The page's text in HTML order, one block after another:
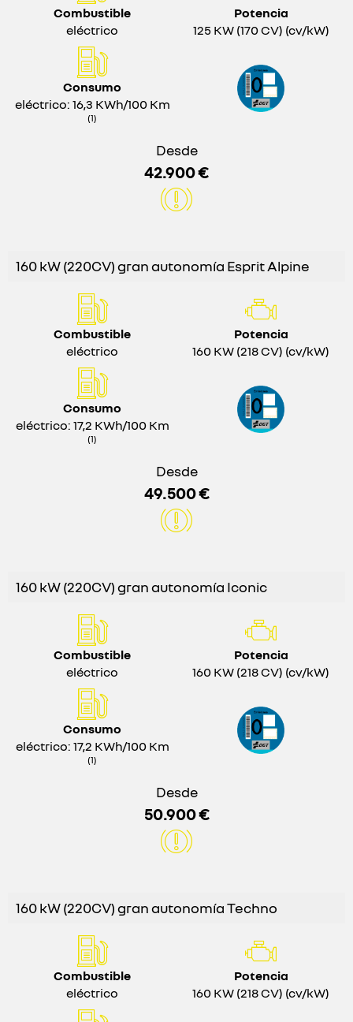
Combustible
eléctrico
Potencia
125 KW (170 CV) (cv/kW)
Consumo
eléctrico: 16,3 KWh/100 Km
(1)
Desde
42.900 €
160 kW (220CV) gran autonomía Esprit Alpine
Combustible
eléctrico
Potencia
160 KW (218 CV) (cv/kW)
Consumo
eléctrico: 17,2 KWh/100 Km
(1)
Desde
49.500 €
160 kW (220CV) gran autonomía Iconic
Combustible
eléctrico
Potencia
160 KW (218 CV) (cv/kW)
Consumo
eléctrico: 17,2 KWh/100 Km
(1)
Desde
50.900 €
160 kW (220CV) gran autonomía Techno
Combustible
eléctrico
Potencia
160 KW (218 CV) (cv/kW)